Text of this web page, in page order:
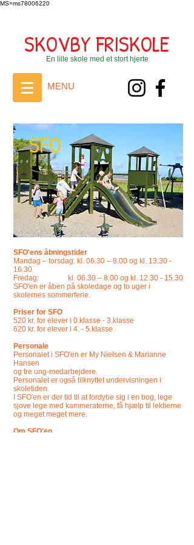
MS=ms78006220
SKOVBY FRISKOLE
En lille skole med et stort hjerte
MENU
SFO
SFO'ens åbningstider
Mandag – torsdag: kl. 06.30 – 8.00 og kl. 13.30 -
16.30
Fredag: kl. 06.30 – 8.00 og kl. 12.30 - 15.30
SFO'en er åben på skoledage og to uger i
skolernes sommerferie.
Priser for SFO
520 kr. for elever i 0.klasse - 3.klasse
620 kr. for elever i 4. - 5.klasse
Personale
Personalet i SFO'en er My Nielsen & Marianne
Hansen
og tre ung-medarbejdere.
Personalet er også tilknyttet undervisningen i
skoletiden.
I SFO'en er der tid til at fordybe sig i en bog, lege
sjove lege med kammeraterne, få hjælp til lektierne
og meget meget mere.
Om SFO'en